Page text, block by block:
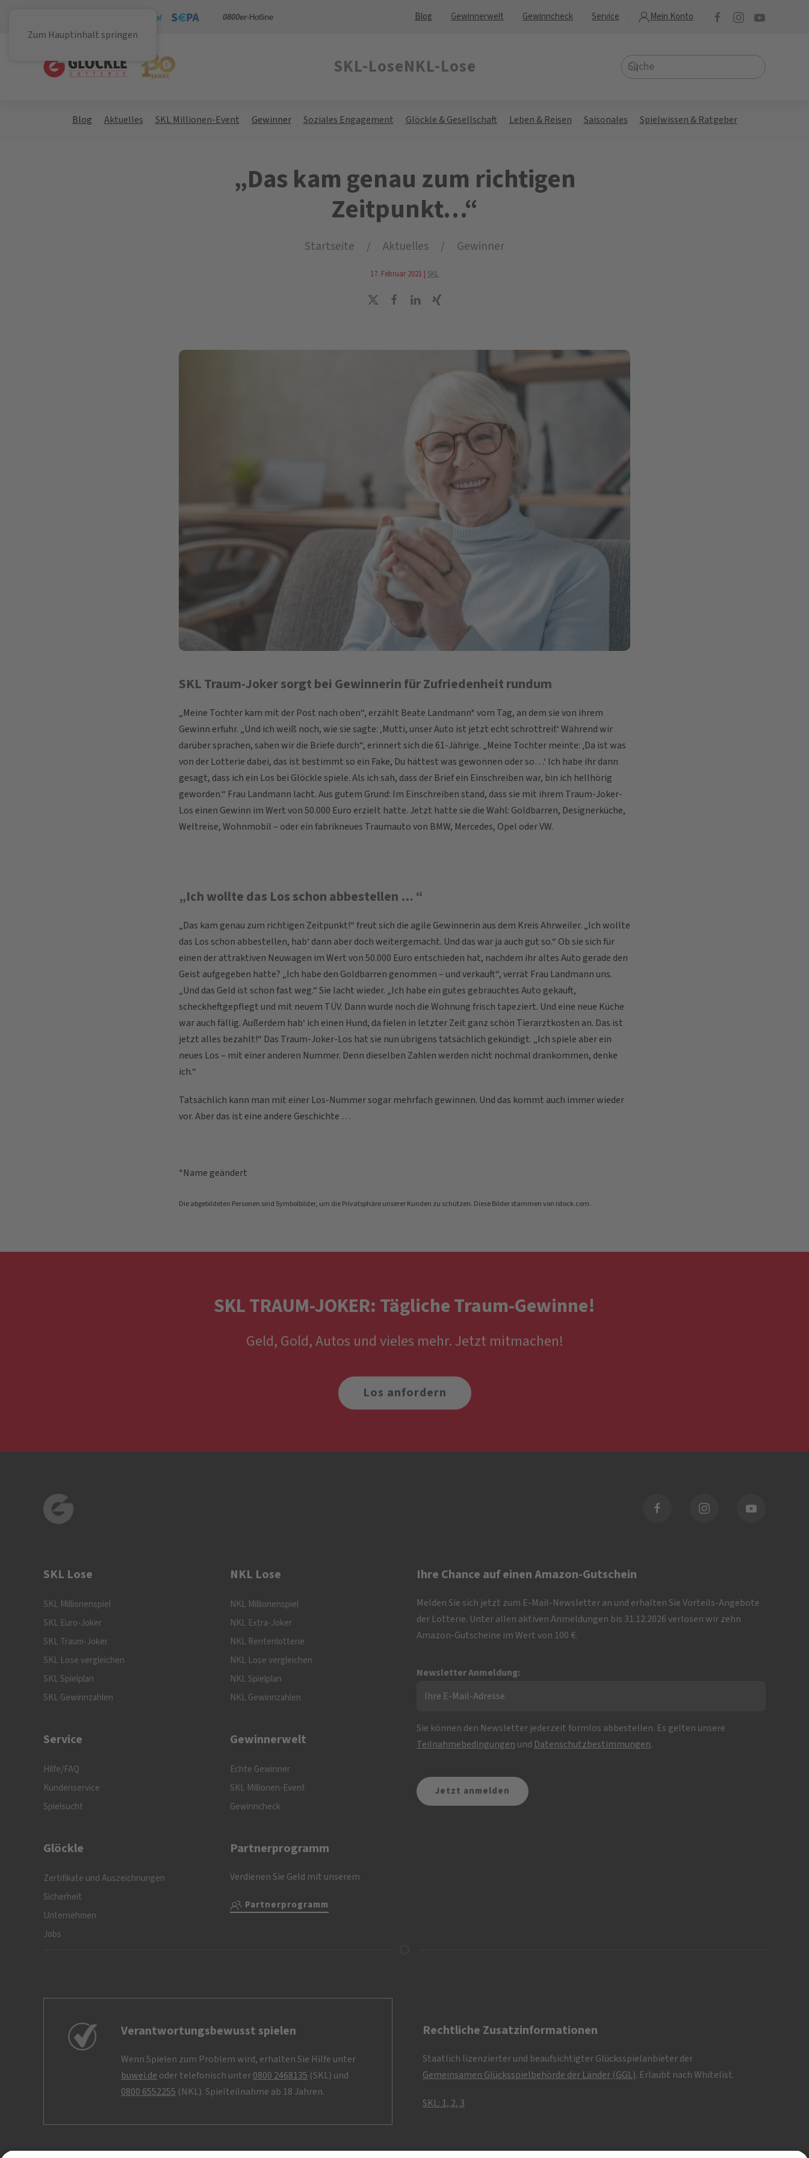
Zum Hauptinhalt springen
0800er-Hotline Blog Gewinnerwelt Gewinncheck Service Mein Konto
SKL-LoseNKL-Lose
Blog Aktuelles SKL Millionen-Event Gewinner Soziales Engagement Glöckle & Gesellschaft Leben & Reisen Saisonales Spielwissen & Ratgeber
„Das kam genau zum richtigen
Zeitpunkt…“
Startseite Aktuelles Gewinner
17. Februar 2021 | SKL
SKL Traum-Joker sorgt bei Gewinnerin für Zufriedenheit rundum
„Meine Tochter kam mit der Post nach oben“, erzählt Beate Landmann* vom Tag, an dem sie von ihrem
Gewinn erfuhr. „Und ich weiß noch, wie sie sagte: ‚Mutti, unser Auto ist jetzt echt schrottreif.‘ Während wir
darüber sprachen, sahen wir die Briefe durch“, erinnert sich die 61-Jährige. „Meine Tochter meinte: ‚Da ist was
von der Lotterie dabei, das ist bestimmt so ein Fake, Du hättest was gewonnen oder so…‘ Ich habe ihr dann
gesagt, dass ich ein Los bei Glöckle spiele. Als ich sah, dass der Brief ein Einschreiben war, bin ich hellhörig
geworden.“ Frau Landmann lacht. Aus gutem Grund: Im Einschreiben stand, dass sie mit ihrem Traum-Joker-
Los einen Gewinn im Wert von 50.000 Euro erzielt hatte. Jetzt hatte sie die Wahl: Goldbarren, Designerküche,
Weltreise, Wohnmobil – oder ein fabrikneues Traumauto von BMW, Mercedes, Opel oder VW.
„Ich wollte das Los schon abbestellen … “
„Das kam genau zum richtigen Zeitpunkt!“ freut sich die agile Gewinnerin aus dem Kreis Ahrweiler. „Ich wollte
das Los schon abbestellen, hab‘ dann aber doch weitergemacht. Und das war ja auch gut so.“ Ob sie sich für
einen der attraktiven Neuwagen im Wert von 50.000 Euro entschieden hat, nachdem ihr altes Auto gerade den
Geist aufgegeben hatte? „Ich habe den Goldbarren genommen – und verkauft“, verrät Frau Landmann uns.
„Und das Geld ist schon fast weg.“ Sie lacht wieder. „Ich habe ein gutes gebrauchtes Auto gekauft,
scheckheftgepflegt und mit neuem TÜV. Dann wurde noch die Wohnung frisch tapeziert. Und eine neue Küche
war auch fällig. Außerdem hab‘ ich einen Hund, da fielen in letzter Zeit ganz schön Tierarztkosten an. Das ist
jetzt alles bezahlt!“ Das Traum-Joker-Los hat sie nun übrigens tatsächlich gekündigt. „Ich spiele aber ein
neues Los – mit einer anderen Nummer. Denn dieselben Zahlen werden nicht nochmal drankommen, denke
ich.“
Tatsächlich kann man mit einer Los-Nummer sogar mehrfach gewinnen. Und das kommt auch immer wieder
vor. Aber das ist eine andere Geschichte …
*Name geändert
Die abgebildeten Personen sind Symbolbilder, um die Privatsphäre unserer Kunden zu schützen. Diese Bilder stammen von istock.com.
SKL TRAUM-JOKER: Tägliche Traum-Gewinne!
Geld, Gold, Autos und vieles mehr. Jetzt mitmachen!
Los anfordern
SKL Lose
SKL Millionenspiel
SKL Euro-Joker
SKL Traum-Joker
SKL Lose vergleichen
SKL Spielplan
SKL Gewinnzahlen
Service
Hilfe/FAQ
Kundenservice
Spielsucht
Glöckle
Zertifikate und Auszeichnungen
Sicherheit
Unternehmen
Jobs
NKL Lose
NKL Millionenspiel
NKL Extra-Joker
NKL Rentenlotterie
NKL Lose vergleichen
NKL Spielplan
NKL Gewinnzahlen
Gewinnerwelt
Echte Gewinner
SKL Millionen-Event
Gewinncheck
Partnerprogramm
Verdienen Sie Geld mit unserem
Partnerprogramm
Ihre Chance auf einen Amazon-Gutschein
Melden Sie sich jetzt zum E-Mail-Newsletter an und erhalten Sie Vorteils-Angebote
der Lotterie. Unter allen aktiven Anmeldungen bis 31.12.2026 verlosen wir zehn
Amazon-Gutscheine im Wert von 100 €.
Newsletter Anmeldung:
Sie können den Newsletter jederzeit formlos abbestellen. Es gelten unsere
Teilnahmebedingungen und Datenschutzbestimmungen.
Verantwortungsbewusst spielen
Wenn Spielen zum Problem wird, erhalten Sie Hilfe unter
buwei.de oder telefonisch unter0800 2468135 (SKL) und
0800 6552255 (NKL). Spielteilnahme ab 18 Jahren.
Rechtliche Zusatzinformationen
Staatlich lizenzierter und beaufsichtigter Glücksspielanbieter der
Gemeinsamen Glücksspielbehörde der Länder (GGL). Erlaubt nach Whitelist.
SKL: 1, 2, 3